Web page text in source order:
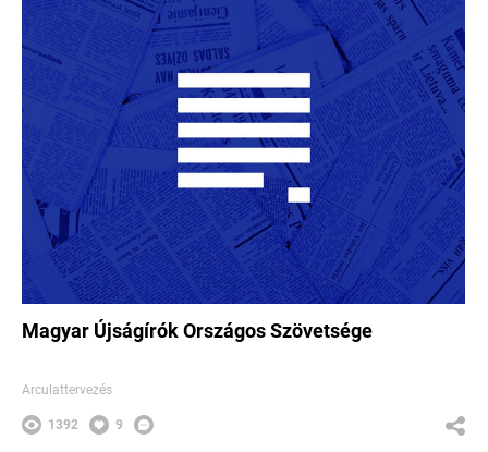
Magyar Újságírók Országos Szövetsége
Arculattervezés
1392 9